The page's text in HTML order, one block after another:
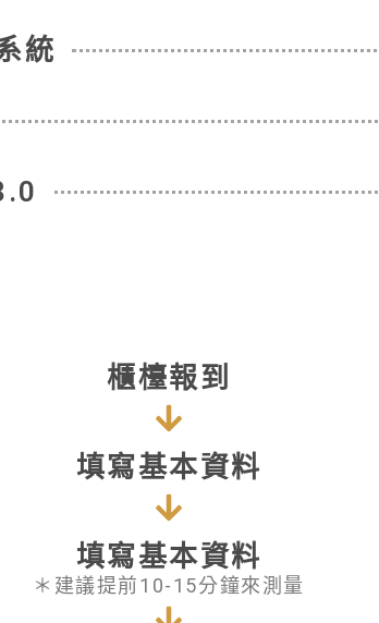
統
櫃檯報到
填寫基本資料
填寫基本資料
＊建議提前10-15分鐘來測量